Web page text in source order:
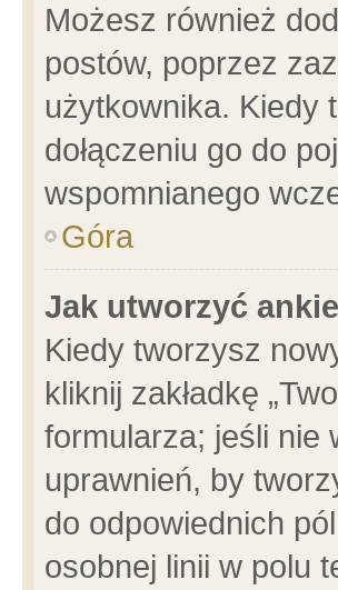
Możesz również
postów, poprzez
użytkownika. Kiedy
dołączeniu go do
wspomnianego
Góra
Jak utworzyć
Kiedy tworzysz
kliknij zakładkę
formularza; jeśli nie
uprawnień, by
do odpowiednich
osobnej linii w polu